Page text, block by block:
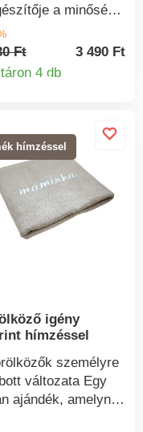
a minőségi
Egy terítő
képes
a szoba
közül.
100%
Méretek: 140
cm.
Ft
3 490 Ft
4 db
hímzéssel
igény
hímzéssel
személyre
változata Egy
ajándék, amelynek